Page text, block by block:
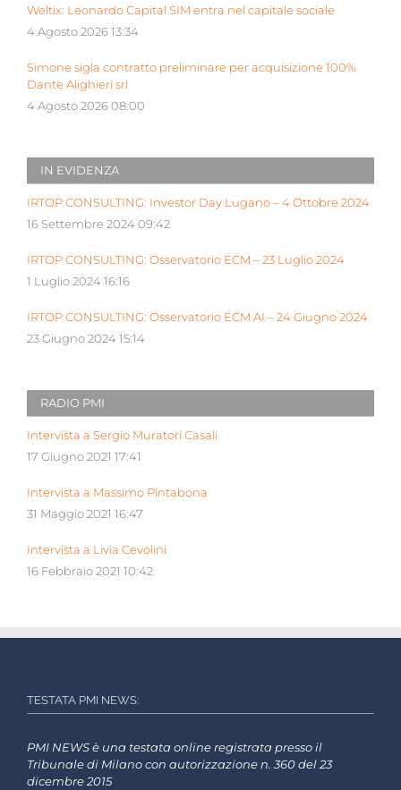
Weltix: Leonardo Capital SIM entra nel capitale sociale
4 Agosto 2026 13:34
Simone sigla contratto preliminare per acquisizione 100%
Dante Alighieri srl
4 Agosto 2026 08:00
IN EVIDENZA
IRTOP CONSULTING: Investor Day Lugano – 4 Ottobre 2024
16 Settembre 2024 09:42
IRTOP CONSULTING: Osservatorio ECM – 23 Luglio 2024
1 Luglio 2024 16:16
IRTOP CONSULTING: Osservatorio ECM AI – 24 Giugno 2024
23 Giugno 2024 15:14
RADIO PMI
Intervista a Sergio Muratori Casali
17 Giugno 2021 17:41
Intervista a Massimo Pintabona
31 Maggio 2021 16:47
Intervista a Livia Cevolini
16 Febbraio 2021 10:42
TESTATA PMI NEWS:
PMI NEWS è una testata online registrata presso il
Tribunale di Milano con autorizzazione n. 360 del 23
dicembre 2015